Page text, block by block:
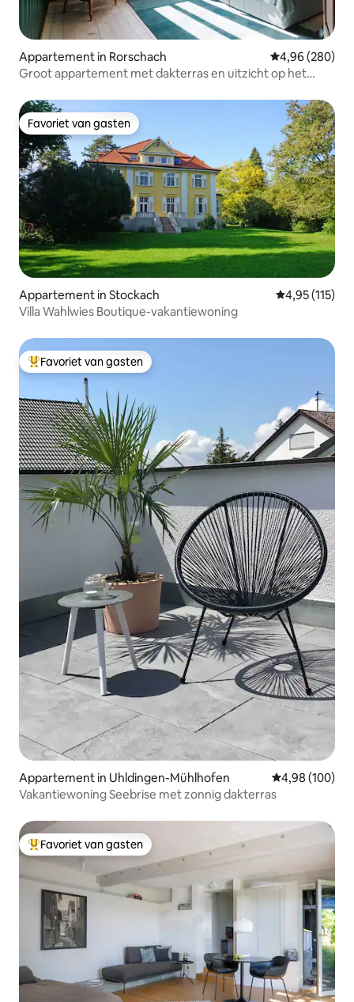
Appartement in Rorschach Gemiddelde
4,96 (280)
Groot appartement met dakterras en uitzicht op het
Favoriet van gasten
Favoriet van gasten
Appartement in Stockach Gemiddelde
4,95 (115)
Villa Wahlwies Boutique-vakantiewoning
Topfavoriet van gasten
Favoriet van gasten
Appartement in Uhldingen-Mühlhofen Gemiddelde
4,98 (100)
Vakantiewoning Seebrise met zonnig dakterras
Topfavoriet van gasten
Favoriet van gasten